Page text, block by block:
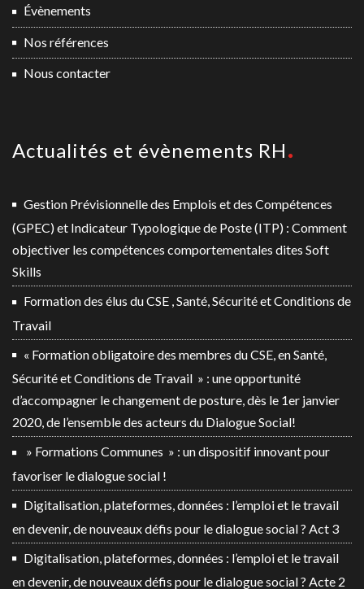
Évènements
Nos références
Nous contacter
Actualités et évènements RH
Gestion Prévisionnelle des Emplois et des Compétences
(GPEC) et Indicateur Typologique de Poste (ITP) : Comment
objectiver les compétences comportementales dites Soft
Skills
Formation des élus du CSE , Santé, Sécurité et Conditions de
Travail
« Formation obligatoire des membres du CSE, en Santé,
Sécurité et Conditions de Travail » : une opportunité
d’accompagner le changement de posture, dès le 1er janvier
2020, de l’ensemble des acteurs du Dialogue Social!
» Formations Communes » : un dispositif innovant pour
favoriser le dialogue social !
Digitalisation, plateformes, données : l’emploi et le travail
en devenir, de nouveaux défis pour le dialogue social ? Act 3
Digitalisation, plateformes, données : l’emploi et le travail
en devenir, de nouveaux défis pour le dialogue social ? Acte 2